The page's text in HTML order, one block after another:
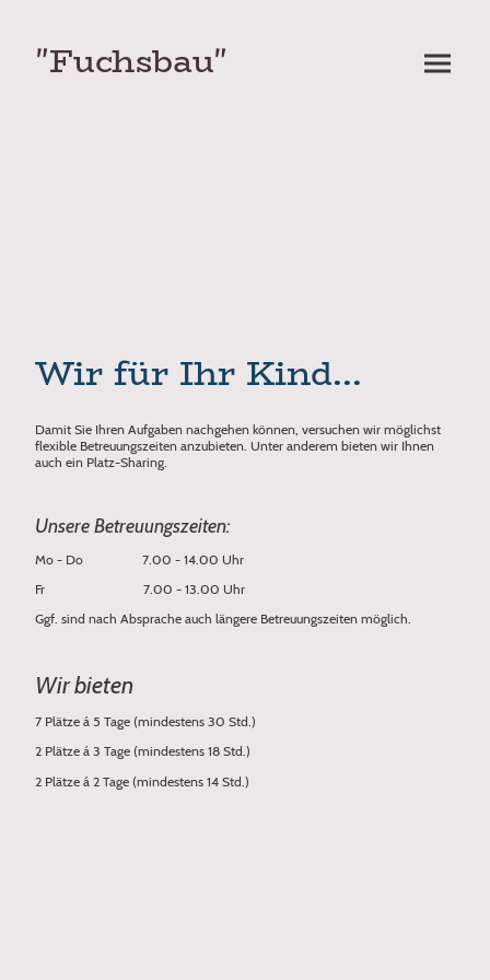
"Fuchsbau"
Wir für Ihr Kind...
Damit Sie Ihren Aufgaben nachgehen können, versuchen wir möglichst
flexible Betreuungszeiten anzubieten. Unter anderem bieten wir Ihnen
auch ein Platz-Sharing.
Unsere Betreuungszeiten:
Mo - Do 7.00 - 14.00 Uhr
Fr 7.00 - 13.00 Uhr
Ggf. sind nach Absprache auch längere Betreuungszeiten möglich.
Wir bieten
7 Plätze á 5 Tage (mindestens 30 Std.)
2 Plätze á 3 Tage (mindestens 18 Std.)
2 Plätze á 2 Tage (mindestens 14 Std.)